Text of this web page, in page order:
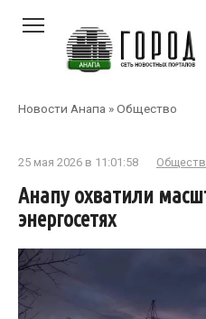
Новости Анапа »Общество
25 мая 2026 в 11:01:58
Анапу охватили
энергосетях